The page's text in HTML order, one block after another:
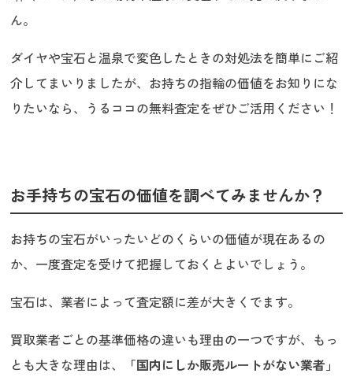
ん。
ダイヤや宝石と温泉で変色したときの対処法を簡単にご紹
介してまいりましたが、お持ちの指輪の価値をお知りにな
りたいなら、うるココの無料査定をぜひご活用ください！
お手持ちの宝石の価値を調べてみませんか？
お持ちの宝石がいったいどのくらいの価値が現在あるの
か、一度査定を受けて把握しておくとよいでしょう。
宝石は、業者によって査定額に差が大きくでます。
買取業者ごとの基準価格の違いも理由の一つですが、もっ
とも大きな理由は、
「国内にしか販売ルートがない業者」